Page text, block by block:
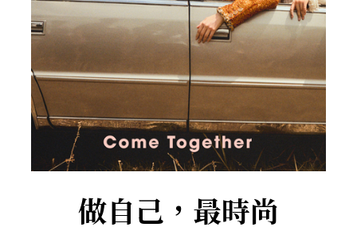
做自己，最時尚